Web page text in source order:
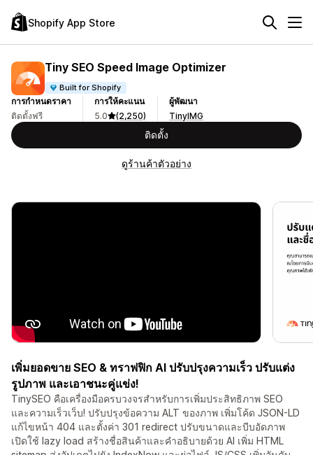
Shopify App Store
Tiny SEO Speed Image Optimizer
Built for Shopify
การกำหนดราคา
ติดตั้งฟรี
การให้คะแนน
5.0
(2,250)
ผู้พัฒนา
TinyIMG
ติดตั้ง
ดูร้านค้าตัวอย่าง
เพิ่มยอดขาย SEO & ทราฟฟิก AI ปรับปรุงความเร็ว ปรับแต่ง
รูปภาพ และเอาชนะคู่แข่ง!
TinySEO คือเครื่องมือครบวงจรสำหรับการเพิ่มประสิทธิภาพ SEO
และความเร็วเว็บ! ปรับปรุงข้อความ ALT ของภาพ เพิ่มโค้ด JSON-LD
แก้ไขหน้า 404 และตั้งค่า 301 redirect ปรับขนาดและบีบอัดภาพ
เปิดใช้ lazy load สร้างชื่อสินค้าและคำอธิบายด้วย AI เพิ่ม HTML